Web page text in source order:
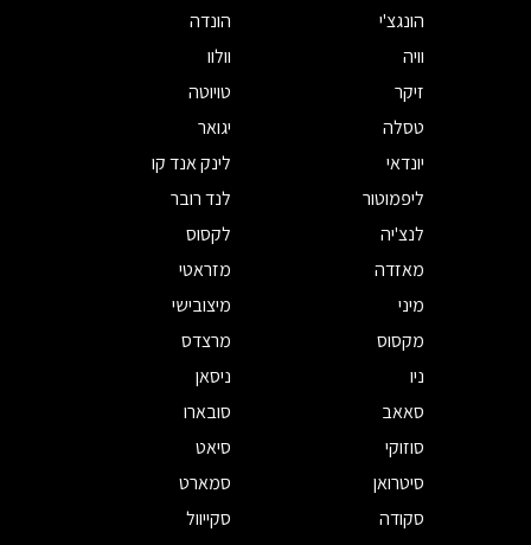
הונגצ'י
הונדה
וויה
וולוו
זיקר
טויוטה
טסלה
יגואר
יונדאי
לינק אנד קו
ליפמוטור
לנד רובר
לנצ'יה
לקסוס
מאזדה
מזראטי
מיני
מיצובישי
מקסוס
מרצדס
ניו
ניסאן
סאאב
סובארו
סוזוקי
סיאט
סיטרואן
סמארט
סקודה
סקייוול